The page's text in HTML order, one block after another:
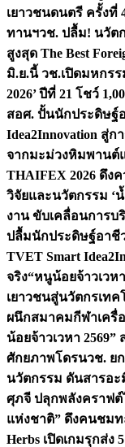
เยาวชนดนตรี ครั้งที่
ทานฯวช. ปลื้ม! นวัต
สูงสุด The Best
มิ.ย.นี้ วช.เปิดมหกรร
2026’ ปีที่ 21 โชว์
สอศ. ปั้นนักประดิษฐ์
Idea2Innovation สู่ก
จากมะม่วงหิมพานต์
THAIFEX 2026 ดึง
วิจัยและนวัตกรรม ‘
งาน ขับเคลื่อนการ
ปลื้มนักประดิษฐ์อาชี
TVET Smart
จริง“หนูน้อยจ้าวเวห
เยาวชนสู่นวัตกรเท
ผนึกสมาคมกีฬาเครื่
น้อยจ้าวเวหา
ศักยภาพโดรนวช. ย
นวัตกรรม ดันสารอ
ศุภจี ปลุกพลังคราฟต์
แห่งชาติ” ดึงคนชมท
Herbs เปิดเกมรุกส่ง